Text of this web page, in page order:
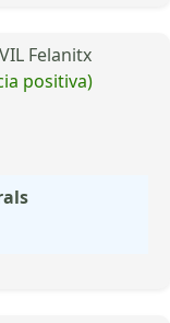
Felanitx
positiva)